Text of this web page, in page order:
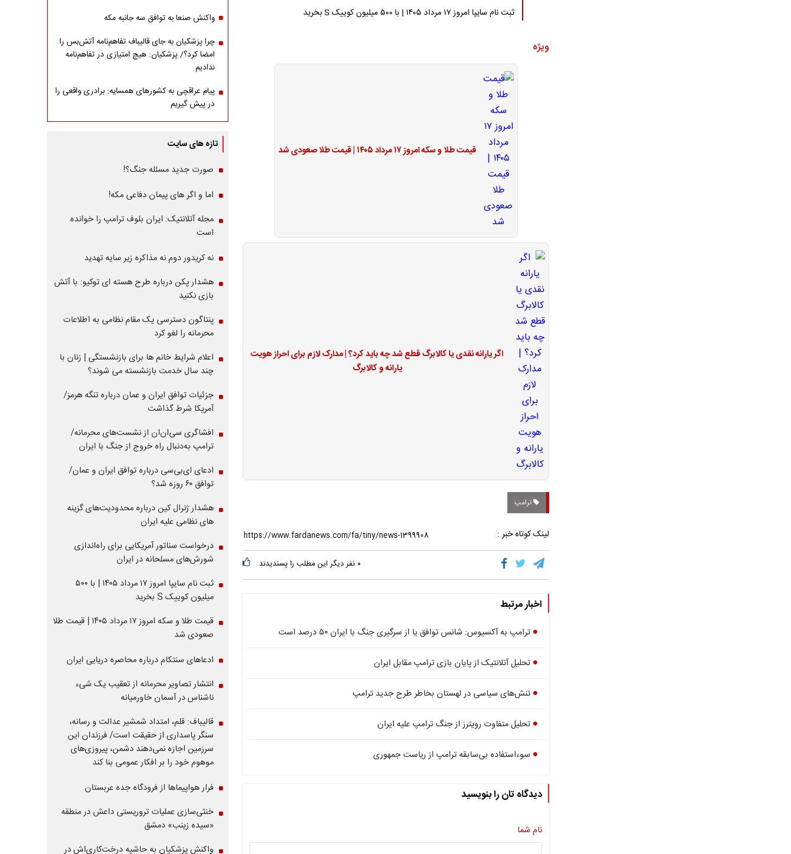
ثبت نام سایپا امروز ۱۷ مرداد ۱۴۰۵ | با ۵۰۰ میلیون کوییک S بخرید
ویژه
قیمت طلا و سکه امروز ۱۷ مرداد ۱۴۰۵ | قیمت طلا صعودی شد
اگر یارانه نقدی یا کالابرگ قطع شد چه باید کرد؟ | مدارک لازم برای احراز هویت
یارانه و کالابرگ
ترامپ
لینک کوتاه خبر :
۰ نفر دیگر این مطلب را پسندیدند
اخبار مرتبط
ترامپ به آکسیوس: شانس توافق یا از سرگیری جنگ با ایران ۵۰ درصد است
تحلیل آتلانتیک از پایان بازی ترامپ مقابل ایران
تنش‌های سیاسی در لهستان بخاطر طرح جدید ترامپ
تحلیل متفاوت رویترز از جنگ ترامپ علیه ایران
سوءاستفاده بی‌سابقه ترامپ از ریاست جمهوری
دیدگاه تان را بنویسید
نام شما
واکنش صنعا به توافق سه جانبه مکه
چرا پزشکیان به جای قالیباف تفاهم‌نامه آتش‌بس را
امضا کرد؟/ پزشکیان: هیچ امتیازی در تفاهم‌نامه
ندادیم
پیام عراقچی به کشورهای همسایه: برادری واقعی را
در پیش گیریم
تازه های سایت
صورت جدید مسئله جنگ؟!
اما و اگر های پیمان دفاعی مکه!
مجله آتلانتیک: ایران بلوف ترامپ را خوانده
است
نه کریدور دوم نه مذاکره زیر سایه تهدید
هشدار پکن درباره طرح هسته ای توکیو: با آتش
بازی نکنید
پنتاگون دسترسی یک مقام نظامی به اطلاعات
محرمانه را لغو کرد
اعلام شرایط خانم ها برای بازنشستگی | زنان با
چند سال خدمت بازنشسته می شوند؟
جزئیات توافق ایران و عمان درباره تنگه هرمز/
آمریکا شرط گذاشت
افشاگری سی‌ان‌ان از نشست‌های محرمانه/
ترامپ به‌دنبال راه خروج از جنگ با ایران
ادعای ای‌بی‌سی درباره توافق ایران و عمان/
توافق ۶۰ روزه شد؟
هشدار ژنرال کین درباره محدودیت‌های گزینه
های نظامی علیه ایران
درخواست سناتور آمریکایی برای راه‌اندازی
شورش‌های مسلحانه در ایران
ثبت نام سایپا امروز ۱۷ مرداد ۱۴۰۵ | با ۵۰۰
میلیون کوییک S بخرید
قیمت طلا و سکه امروز ۱۷ مرداد ۱۴۰۵ | قیمت طلا
صعودی شد
ادعاهای سنتکام درباره محاصره دریایی ایران
انتشار تصاویر محرمانه از تعقیب یک شیء
ناشناس در آسمان خاورمیانه
قالیباف: قلم، امتداد شمشیر عدالت و رسانه،
سنگر پاسداری از حقیقت است/ فرزندان این
سرزمین اجازه نمی‌دهند دشمن، پیروزی‌های
موهوم خود را بر افکار عمومی بنا کند
فرار هواپیماها از فرودگاه جده عربستان
خنثی‌سازی عملیات تروریستی داعش در منطقه
«سیده زینب» دمشق
واکنش پزشکیان به حاشیه درخت‌کاری‌اش در